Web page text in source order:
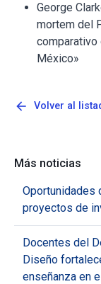
George
mortem del
México»
arrow_back Volver al
Más noticias
Oportunidades
proyectos de
Docentes del
Diseño
enseñanza en